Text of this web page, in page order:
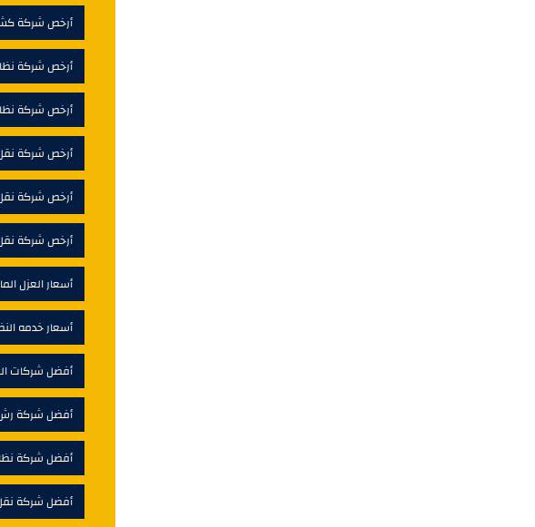
أرخص شركة
أرخص شركة
أرخص شركة
أرخص شركة نقل
أرخص شركة نقل
أرخص شركة
أسعار العزل
أسعار خدمه
أفضل شركات
أفضل شركة رش
أفضل شركة
أفضل شركة نقل